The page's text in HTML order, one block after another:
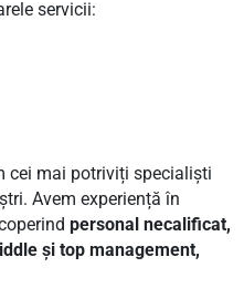
servicii:
cei mai potriviți specialiști
Avem experiență în
personal necalificat,
și top management,